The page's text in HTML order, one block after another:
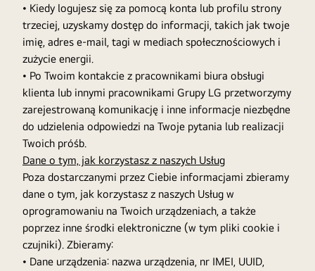
• Kiedy logujesz się za pomocą konta lub profilu strony
trzeciej, uzyskamy dostęp do informacji, takich jak twoje
imię, adres e-mail, tagi w mediach społecznościowych i
zużycie energii.
• Po Twoim kontakcie z pracownikami biura obsługi
klienta lub innymi pracownikami Grupy LG przetworzymy
zarejestrowaną komunikację i inne informacje niezbędne
do udzielenia odpowiedzi na Twoje pytania lub realizacji
Twoich próśb.
Dane o tym, jak korzystasz z naszych Usług
Poza dostarczanymi przez Ciebie informacjami zbieramy
dane o tym, jak korzystasz z naszych Usług w
oprogramowaniu na Twoich urządzeniach, a także
poprzez inne środki elektroniczne (w tym pliki cookie i
czujniki). Zbieramy:
• Dane urządzenia: nazwa urządzenia, nr IMEI, UUID,